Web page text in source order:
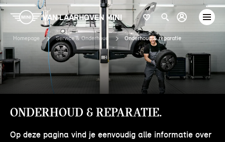
VAN LAARHOVEN MINI
Homepage Service & Onderhoud Onderhoud & reparatie
ONDERHOUD & REPARATIE.
Op deze pagina vind je eenvoudig alle informatie over